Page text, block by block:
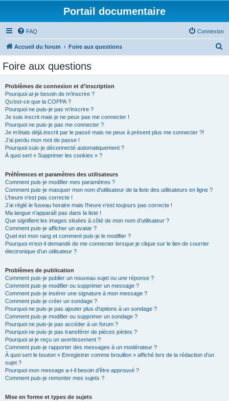
Portail documentaire
FAQ Connexion
Accueil du forum Foire aux questions
Foire aux questions
Problèmes de connexion et d’inscription
Pourquoi ai-je besoin de m’inscrire ?
Qu’est-ce que la COPPA ?
Pourquoi ne puis-je pas m’inscrire ?
Je suis inscrit mais je ne peux pas me connecter !
Pourquoi ne puis-je pas me connecter ?
Je m’étais déjà inscrit par le passé mais ne peux à présent plus me connecter ?!
J’ai perdu mon mot de passe !
Pourquoi suis-je déconnecté automatiquement ?
À quoi sert « Supprimer les cookies » ?
Préférences et paramètres des utilisateurs
Comment puis-je modifier mes paramètres ?
Comment puis-je masquer mon nom d’utilisateur de la liste des utilisateurs en ligne ?
L’heure n’est pas correcte !
J’ai réglé le fuseau horaire mais l’heure n’est toujours pas correcte !
Ma langue n’apparaît pas dans la liste !
Que signifient les images situées à côté de mon nom d’utilisateur ?
Comment puis-je afficher un avatar ?
Quel est mon rang et comment puis-je le modifier ?
Pourquoi m’est-il demandé de me connecter lorsque je clique sur le lien de courrier
électronique d’un utilisateur ?
Problèmes de publication
Comment puis-je publier un nouveau sujet ou une réponse ?
Comment puis-je modifier ou supprimer un message ?
Comment puis-je insérer une signature à mon message ?
Comment puis-je créer un sondage ?
Pourquoi ne puis-je pas ajouter plus d’options à un sondage ?
Comment puis-je modifier ou supprimer un sondage ?
Pourquoi ne puis-je pas accéder à un forum ?
Pourquoi ne puis-je pas transférer de pièces jointes ?
Pourquoi ai-je reçu un avertissement ?
Comment puis-je rapporter des messages à un modérateur ?
À quoi sert le bouton « Enregistrer comme brouillon » affiché lors de la rédaction d’un
sujet ?
Pourquoi mon message a-t-il besoin d’être approuvé ?
Comment puis-je remonter mes sujets ?
Mise en forme et types de sujets